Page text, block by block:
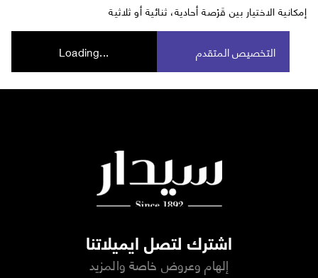
إمكانية الاختيار بين قَرْصة أحادية، ثنائية أو ثلاثية
Loading... التخصيص المتقدم
اشترك لتصل ايميلاتنا
إلهام وعروض خاصة والمزيد